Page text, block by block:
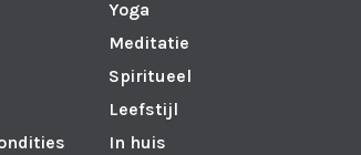
Yoga
Meditatie
Spiritueel
Leefstijl
In huis